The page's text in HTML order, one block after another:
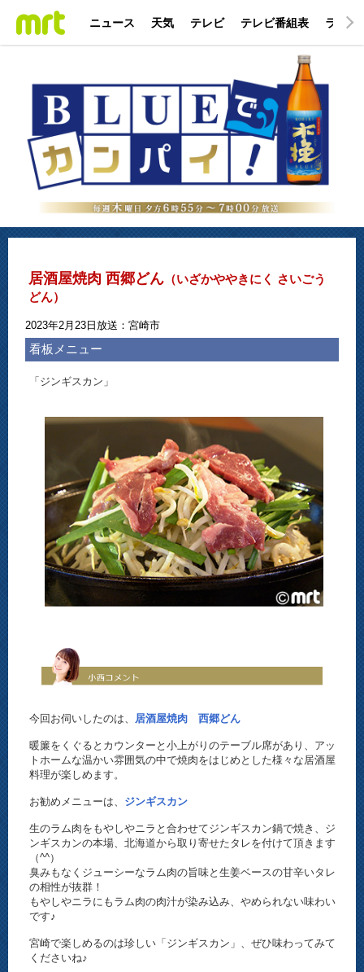
ニュース 天気 テレビ テレビ番組表 ラジオ
居酒屋焼肉 西郷どん （いざかややきにく さいごう
どん）
2023年2月23日放送：宮崎市
看板メニュー
「ジンギスカン」
今回お伺いしたのは、 居酒屋焼肉 西郷どん
暖簾をくぐるとカウンターと小上がりのテーブル席があり、アッ
トホームな温かい雰囲気の中で焼肉をはじめとした様々な居酒屋
料理が楽しめます。
お勧めメニューは、 ジンギスカン
生のラム肉をもやしやニラと合わせてジンギスカン鍋で焼き、ジ
ンギスカンの本場、北海道から取り寄せたタレを付けて頂きます
（^^）
臭みもなくジューシーなラム肉の旨味と生姜ベースの甘辛いタレ
の相性が抜群！
もやしやニラにもラム肉の肉汁が染み込み、やめられない味わい
です♪
宮崎で楽しめるのは珍しい「ジンギスカン」、ぜひ味わってみて
くださいね♪